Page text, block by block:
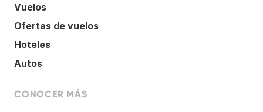
Vuelos
Ofertas de vuelos
Hoteles
Autos
CONOCER MÁS